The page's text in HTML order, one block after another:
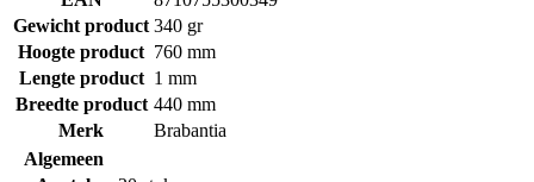
Gewicht product 340 gr
Hoogte product 760 mm
Lengte product 1 mm
Breedte product 440 mm
Merk
Brabantia
Algemeen